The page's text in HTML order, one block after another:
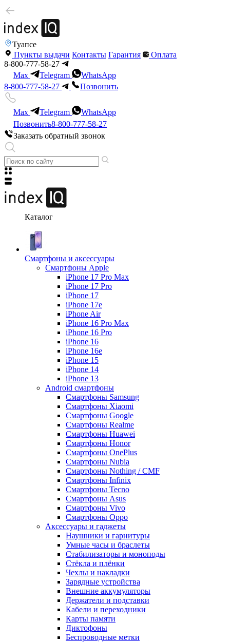
Туапсе
Пункты выдачи Контакты Гарантия
Оплата
8-800-777-58-27
Max
Telegram
WhatsApp
8-800-777-58-27
Позвонить
Max Telegram
WhatsApp
Позвонить8-800-777-58-27
Заказать обратный звонок
Каталог
Смартфоны и аксессуары
Смартфоны Apple
iPhone 17 Pro Max
iPhone 17 Pro
iPhone 17
iPhone 17e
iPhone Air
iPhone 16 Pro Max
iPhone 16 Pro
iPhone 16
iPhone 16e
iPhone 15
iPhone 14
iPhone 13
Android cмартфоны
Смартфоны Samsung
Смартфоны Xiaomi
Смартфоны Google
Смартфоны Realme
Смартфоны Huawei
Смартфоны Honor
Смартфоны OnePlus
Смартфоны Nubia
Смартфоны Nothing / CMF
Смартфоны Infinix
Смартфоны Tecno
Смартфоны Asus
Смартфоны Vivo
Смартфоны Oppo
Аксессуары и гаджеты
Наушники и гарнитуры
Умные часы и браслеты
Стабилизаторы и моноподы
Стёкла и плёнки
Чехлы и накладки
Зарядные устройства
Внешние аккумуляторы
Держатели и подставки
Кабели и переходники
Карты памяти
Диктофоны
Беспроводные метки